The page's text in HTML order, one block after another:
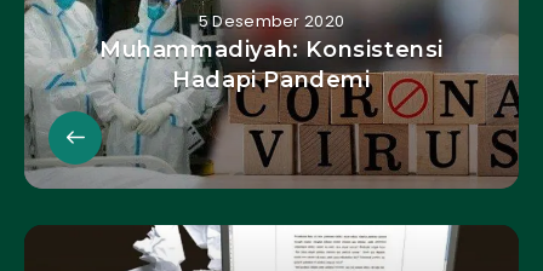
5 Desember 2020
Muhammadiyah: Konsistensi
Hadapi Pandemi